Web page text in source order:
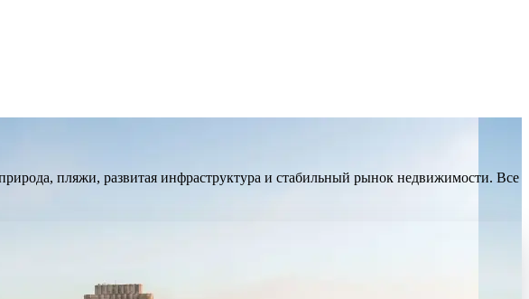
пляжи, развитая инфраструктура и стабильный рынок недвижимости. Все